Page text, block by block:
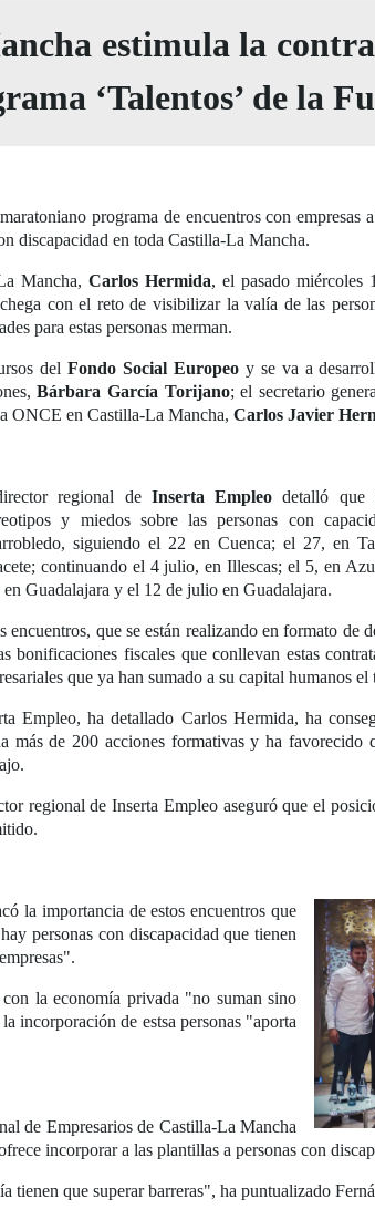
estimula la
‘Talentos’ de la
programa de encuentros con
discapacidad en toda Castilla-La Mancha.
Mancha, Carlos Hermida, el pasado miércoles
con el reto de visibilizar la valía de las
para estas personas merman.
delFondo Social Europeoy se va a
Bárbara García Torijano; el secretario
ONCE en Castilla-La Mancha, Carlos Javier
regional de Inserta Empleo detalló que
y miedos sobre las personas con
siguiendo el 22 en Cuenca; el 27, en
continuando el 4 julio, en Illescas; el 5, en
Guadalajara y el 12 de julio en Guadalajara.
encuentros, que se están realizando en formato de
bonificaciones fiscales que conllevan estas
que ya han sumado a su capital humanos
Empleo, ha detallado Carlos Hermida, ha
más de 200 acciones formativas y ha favorecido
regional de Inserta Empleo aseguró que el
la importancia de estos encuentros que
personas con discapacidad que tienen
la economía privada "no suman sino
incorporación de estsa personas "aporta
de Empresarios de Castilla-La Mancha
incorporar a las plantillas a personas con
que superar barreras", ha puntualizado